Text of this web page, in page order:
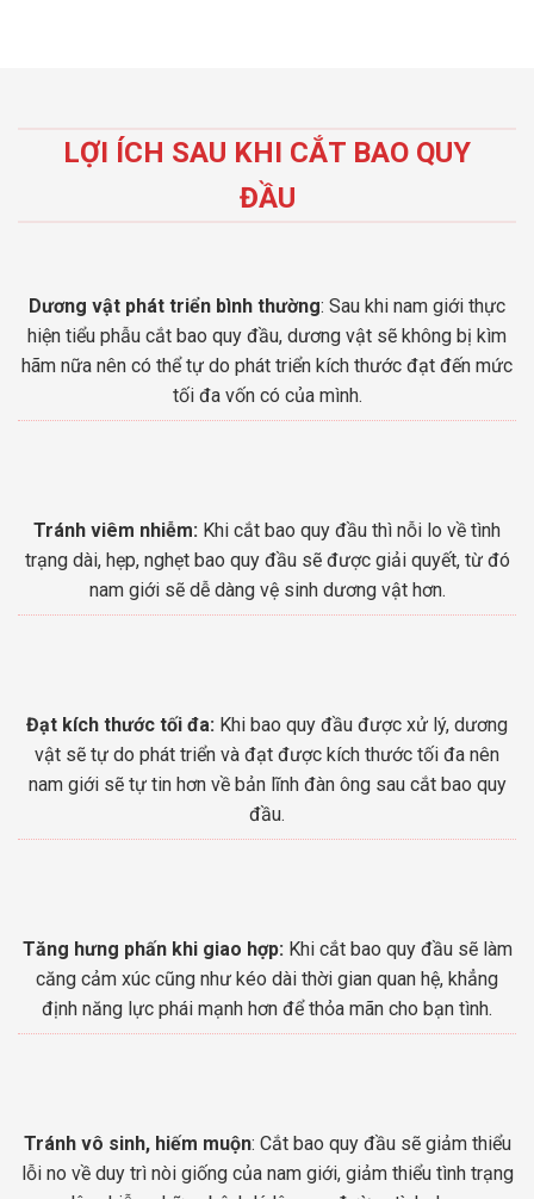
LỢI ÍCH SAU KHI CẮT BAO QUY
ĐẦU
Dương vật phát triển bình thường: Sau khi nam giới thực
hiện tiểu phẫu cắt bao quy đầu, dương vật sẽ không bị kìm
hãm nữa nên có thể tự do phát triển kích thước đạt đến mức
tối đa vốn có của mình.
Tránh viêm nhiễm: Khi cắt bao quy đầu thì nỗi lo về tình
trạng dài, hẹp, nghẹt bao quy đầu sẽ được giải quyết, từ đó
nam giới sẽ dễ dàng vệ sinh dương vật hơn.
Đạt kích thước tối đa: Khi bao quy đầu được xử lý, dương
vật sẽ tự do phát triển và đạt được kích thước tối đa nên
nam giới sẽ tự tin hơn về bản lĩnh đàn ông sau cắt bao quy
đầu.
Tăng hưng phấn khi giao hợp: Khi cắt bao quy đầu sẽ làm
căng cảm xúc cũng như kéo dài thời gian quan hệ, khẳng
định năng lực phái mạnh hơn để thỏa mãn cho bạn tình.
Tránh vô sinh, hiếm muộn: Cắt bao quy đầu sẽ giảm thiểu
lỗi no về duy trì nòi giống của nam giới, giảm thiểu tình trạng